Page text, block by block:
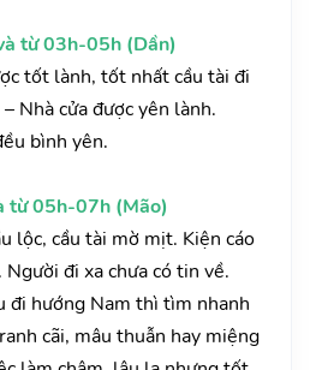
từ 03h-05h (Dần)
tốt lành, tốt nhất cầu tài đi
Nhà cửa được yên lành.
bình yên.
từ 05h-07h (Mão)
lộc, cầu tài mờ mịt. Kiện cáo
đi xa chưa có tin về.
đi hướng Nam thì tìm nhanh
cãi, mâu thuẫn hay miệng